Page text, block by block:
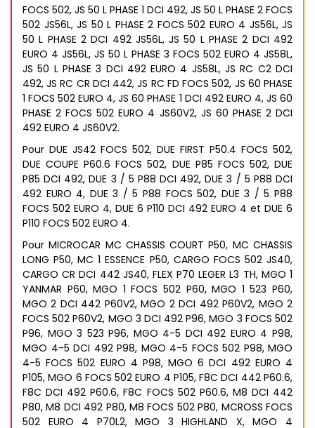
FOCS 502, JS 50 L PHASE 1 DCI 492, JS 50 L PHASE 2 FOCS
502 JS56L, JS 50 L PHASE 2 FOCS 502 EURO 4 JS56L, JS
50 L PHASE 2 DCI 492 JS56L, JS 50 L PHASE 2 DCI 492
EURO 4 JS56L, JS 50 L PHASE 3 FOCS 502 EURO 4 JS58L,
JS 50 L PHASE 3 DCI 492 EURO 4 JS58L, JS RC C2 DCI
492, JS RC CR DCI 442, JS RC FD FOCS 502, JS 60 PHASE
1 FOCS 502 EURO 4, JS 60 PHASE 1 DCI 492 EURO 4, JS 60
PHASE 2 FOCS 502 EURO 4 JS60V2, JS 60 PHASE 2 DCI
492 EURO 4 JS60V2.
Pour DUE JS42 FOCS 502, DUE FIRST P50.4 FOCS 502,
DUE COUPE P60.6 FOCS 502, DUE P85 FOCS 502, DUE
P85 DCI 492, DUE 3 / 5 P88 DCI 492, DUE 3 / 5 P88 DCI
492 EURO 4, DUE 3 / 5 P88 FOCS 502, DUE 3 / 5 P88
FOCS 502 EURO 4, DUE 6 P110 DCI 492 EURO 4 et DUE 6
P110 FOCS 502 EURO 4.
Pour MICROCAR MC CHASSIS COURT P50, MC CHASSIS
LONG P50, MC 1 ESSENCE P50, CARGO FOCS 502 JS40,
CARGO CR DCI 442 JS40, FLEX P70 LEGER L3 TH, MGO 1
YANMAR P60, MGO 1 FOCS 502 P60, MGO 1 523 P60,
MGO 2 DCI 442 P60V2, MGO 2 DCI 492 P60V2, MGO 2
FOCS 502 P60V2, MGO 3 DCI 492 P96, MGO 3 FOCS 502
P96, MGO 3 523 P96, MGO 4-5 DCI 492 EURO 4 P98,
MGO 4-5 DCI 492 P98, MGO 4-5 FOCS 502 P98, MGO
4-5 FOCS 502 EURO 4 P98, MGO 6 DCI 492 EURO 4
P105, MGO 6 FOCS 502 EURO 4 P105, F8C DCI 442 P60.6,
F8C DCI 492 P60.6, F8C FOCS 502 P60.6, M8 DCI 442
P80, M8 DCI 492 P80, M8 FOCS 502 P80, MCROSS FOCS
502 EURO 4 P70L2, MGO 3 HIGHLAND X, MGO 4